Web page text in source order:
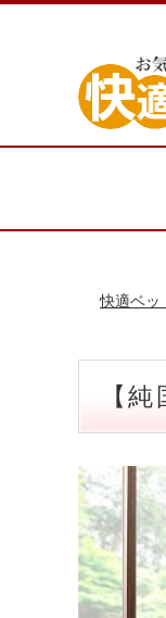
快適ベッ
【